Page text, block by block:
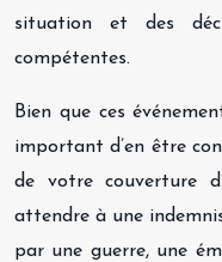
situation et des
compétentes.
Bien que ces
important d’en être
de votre couverture
attendre à une
par une guerre, une